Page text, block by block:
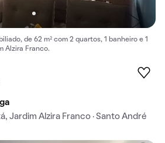
de 62 m² com 2 quartos, 1 banheiro e 1
Alzira Franco.
Jardim Alzira Franco · Santo André